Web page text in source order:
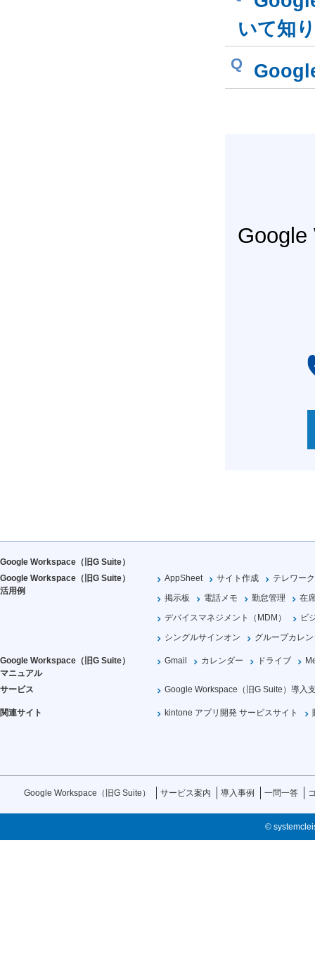
いて知
Q
Google
Google Workspace（旧G Suite）
Google Workspace（旧G Suite）
活用例
AppSheet サイト作成
テレワーク
掲示板
電話メモ 勤怠管理
在
デバイスマネジメント（MDM）
ビ
シングルサインオン
グループカレ
Google Workspace（旧G Suite）
マニュアル
Gmail カレンダー ドライブ
サービス Google Workspace（旧G Suite）導入
関連サイト kintone アプリ開発 サービスサイト
Google Workspace（旧G Suite） サービス案内 導入事例 一問一答
©